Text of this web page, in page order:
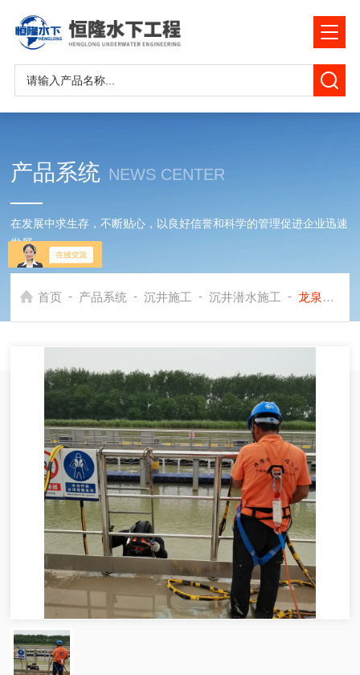
产品系统 NEWS CENTER
在发展中求生存，不断贴心，以良好信誉和科学的管理促进企业迅速
发展
首页 - 产品系统 - 沉井施工 - 沉井潜水施工 - 龙泉市沉井清泥施工公司